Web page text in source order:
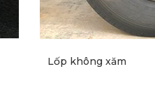
Lốp không xăm